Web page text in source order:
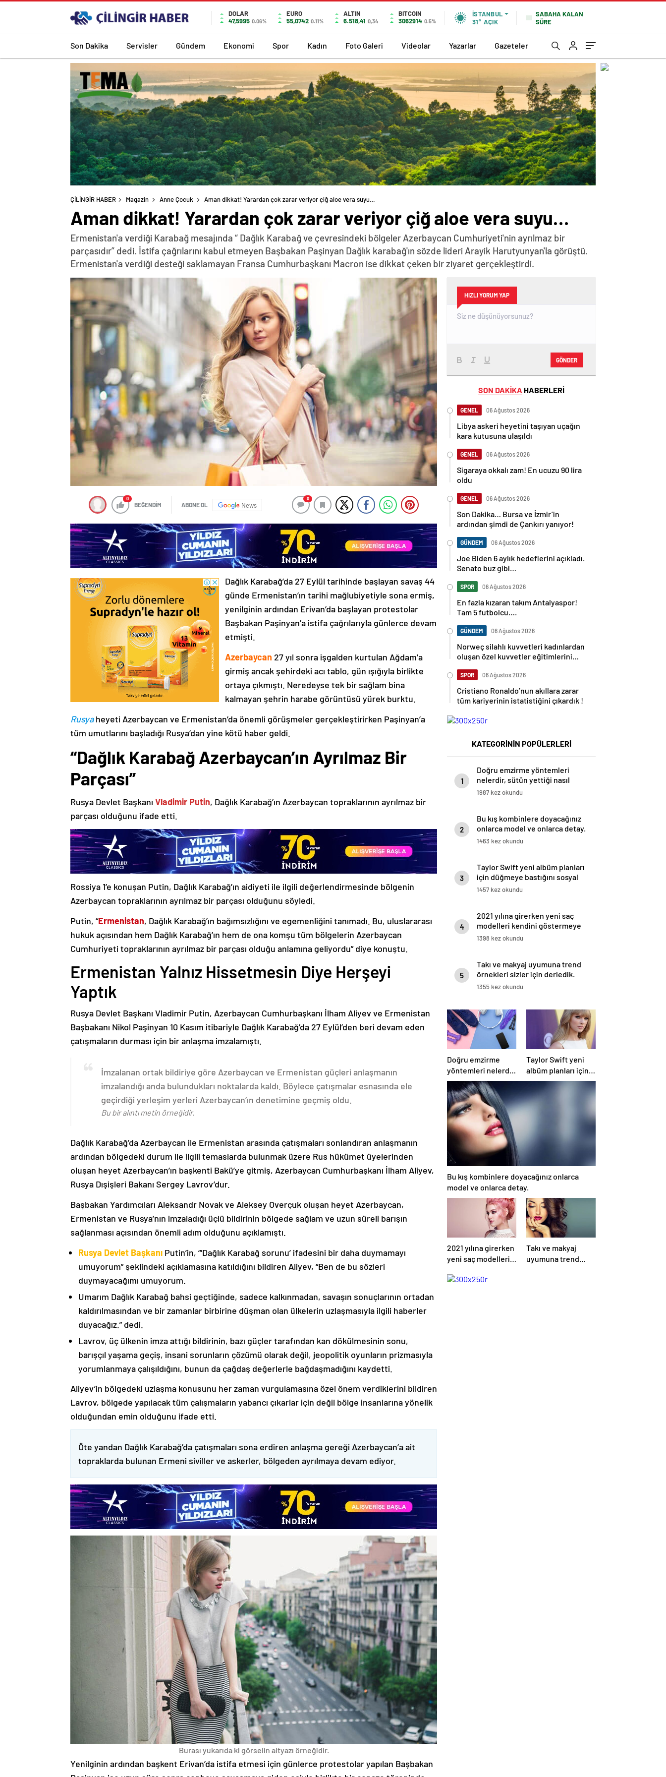
DOLAR
47,5995 0.06%
EURO
55,0742 0.11%
ALTIN
6.518,41 0,34
BITCOIN
3062914 0.5%
İSTANBUL
31° AÇIK
SABAHA KALAN
SÜRE
Son Dakika Servisler Gündem Ekonomi Spor Kadın Foto Galeri Videolar Yazarlar Gazeteler
ÇİLİNGİR HABER Magazin Anne Çocuk Aman dikkat! Yarardan çok zarar veriyor çiğ aloe vera suyu…
Aman dikkat! Yarardan çok zarar veriyor çiğ aloe vera suyu…
Ermenistan'a verdiği Karabağ mesajında “ Dağlık Karabağ ve çevresindeki bölgeler Azerbaycan Cumhuriyeti'nin ayrılmaz bir
parçasıdır” dedi. İstifa çağrılarını kabul etmeyen Başbakan Paşinyan Dağlık karabağ'ın sözde lideri Arayik Harutyunyan'la görüştü.
Ermenistan'a verdiği desteği saklamayan Fransa Cumhurbaşkanı Macron ise dikkat çeken bir ziyaret gerçekleştirdi.
0
BEĞENDİM ABONE OL News
0
Dağlık Karabağ’da 27 Eylül tarihinde başlayan savaş 44
günde Ermenistan’ın tarihi mağlubiyetiyle sona ermiş,
yenilginin ardından Erivan’da başlayan protestolar
Başbakan Paşinyan’a istifa çağrılarıyla günlerce devam
etmişti.
Azerbaycan 27 yıl sonra işgalden kurtulan Ağdam’a
girmiş ancak şehirdeki acı tablo, gün ışığıyla birlikte
ortaya çıkmıştı. Neredeyse tek bir sağlam bina
kalmayan şehrin harabe görüntüsü yürek burktu.
Rusyaheyeti Azerbaycan ve Ermenistan’da önemli görüşmeler gerçekleştirirken Paşinyan’a
tüm umutlarını başladığı Rusya’dan yine kötü haber geldi.
“Dağlık Karabağ Azerbaycan’ın Ayrılmaz Bir
Parçası”
Rusya Devlet Başkanı Vladimir Putin, Dağlık Karabağ’ın Azerbaycan topraklarının ayrılmaz bir
parçası olduğunu ifade etti.
Rossiya 1’e konuşan Putin, Dağlık Karabağ’ın aidiyeti ile ilgili değerlendirmesinde bölgenin
Azerbaycan topraklarının ayrılmaz bir parçası olduğunu söyledi.
Putin, “Ermenistan, Dağlık Karabağ’ın bağımsızlığını ve egemenliğini tanımadı. Bu, uluslararası
hukuk açısından hem Dağlık Karabağ’ın hem de ona komşu tüm bölgelerin Azerbaycan
Cumhuriyeti topraklarının ayrılmaz bir parçası olduğu anlamına geliyordu” diye konuştu.
Ermenistan Yalnız Hissetmesin Diye Herşeyi
Yaptık
Rusya Devlet Başkanı Vladimir Putin, Azerbaycan Cumhurbaşkanı İlham Aliyev ve Ermenistan
Başbakanı Nikol Paşinyan 10 Kasım itibariyle Dağlık Karabağ’da 27 Eylül’den beri devam eden
çatışmaların durması için bir anlaşma imzalamıştı.
İmzalanan ortak bildiriye göre Azerbaycan ve Ermenistan güçleri anlaşmanın
imzalandığı anda bulundukları noktalarda kaldı. Böylece çatışmalar esnasında ele
geçirdiği yerleşim yerleri Azerbaycan’ın denetimine geçmiş oldu.
Bu bir alıntı metin örneğidir.
Dağlık Karabağ’da Azerbaycan ile Ermenistan arasında çatışmaları sonlandıran anlaşmanın
ardından bölgedeki durum ile ilgili temaslarda bulunmak üzere Rus hükümet üyelerinden
oluşan heyet Azerbaycan’ın başkenti Bakü’ye gitmiş, Azerbaycan Cumhurbaşkanı İlham Aliyev,
Rusya Dışişleri Bakanı Sergey Lavrov’dur.
Başbakan Yardımcıları Aleksandr Novak ve Aleksey Overçuk oluşan heyet Azerbaycan,
Ermenistan ve Rusya’nın imzaladığı üçlü bildirinin bölgede sağlam ve uzun süreli barışın
sağlanması açısından önemli adım olduğunu açıklamıştı.
Rusya Devlet Başkanı Putin’in, “‘Dağlık Karabağ sorunu’ ifadesini bir daha duymamayı
umuyorum” şeklindeki açıklamasına katıldığını bildiren Aliyev, “Ben de bu sözleri
duymayacağımı umuyorum.
Umarım Dağlık Karabağ bahsi geçtiğinde, sadece kalkınmadan, savaşın sonuçlarının ortadan
kaldırılmasından ve bir zamanlar birbirine düşman olan ülkelerin uzlaşmasıyla ilgili haberler
duyacağız.” dedi.
Lavrov, üç ülkenin imza attığı bildirinin, bazı güçler tarafından kan dökülmesinin sonu,
barışçıl yaşama geçiş, insani sorunların çözümü olarak değil, jeopolitik oyunların prizmasıyla
yorumlanmaya çalışıldığını, bunun da çağdaş değerlerle bağdaşmadığını kaydetti.
Aliyev’in bölgedeki uzlaşma konusunu her zaman vurgulamasına özel önem verdiklerini bildiren
Lavrov, bölgede yapılacak tüm çalışmaların yabancı çıkarlar için değil bölge insanlarına yönelik
olduğundan emin olduğunu ifade etti.
Öte yandan Dağlık Karabağ’da çatışmaları sona erdiren anlaşma gereği Azerbaycan’a ait
topraklarda bulunan Ermeni siviller ve askerler, bölgeden ayrılmaya devam ediyor.
Burası yukarıda ki görselin altyazı örneğidir.
Yenilginin ardından başkent Erivan’da istifa etmesi için günlerce protestolar yapılan Başbakan
HIZLI YORUM YAP
GÖNDER
SON DAKİKA HABERLERİ
GENEL 06 Ağustos 2026
Libya askeri heyetini taşıyan uçağın
kara kutusuna ulaşıldı
GENEL 06 Ağustos 2026
Sigaraya okkalı zam! En ucuzu 90 lira
oldu
GENEL 06 Ağustos 2026
Son Dakika… Bursa ve İzmir’in
ardından şimdi de Çankırı yanıyor!
GÜNDEM 06 Ağustos 2026
Joe Biden 6 aylık hedeflerini açıkladı.
Senato buz gibi…
SPOR 06 Ağustos 2026
En fazla kızaran takım Antalyaspor!
Tam 5 futbolcu….
GÜNDEM 06 Ağustos 2026
Norweç silahlı kuvvetleri kadınlardan
oluşan özel kuvvetler eğitimlerini
SPOR 06 Ağustos 2026
Cristiano Ronaldo’nun akıllara zarar
tüm kariyerinin istatistiğini çıkardık !
KATEGORİNİN POPÜLERLERİ
1
Doğru emzirme yöntemleri
nelerdir, sütün yettiği nasıl
anlaşılır?
1987 kez okundu
2
Bu kış kombinlere doyacağınız
onlarca model ve onlarca detay.
1463 kez okundu
3
Taylor Swift yeni albüm planları
için düğmeye bastığını sosyal
medyadan duyurdu!
1457 kez okundu
4
2021 yılına girerken yeni saç
modelleri kendini göstermeye
başladı.
1398 kez okundu
5
Takı ve makyaj uyumuna trend
örnekleri sizler için derledik.
1355 kez okundu
Doğru emzirme
yöntemleri nelerdir,
sütün yettiği nasıl
anlaşılır?
Taylor Swift yeni
albüm planları için
düğmeye bastığını
sosyal medyadan
duyurdu!
Bu kış kombinlere doyacağınız onlarca
model ve onlarca detay.
2021 yılına girerken
yeni saç modelleri
göstermeye
Takı ve makyaj
uyumuna trend